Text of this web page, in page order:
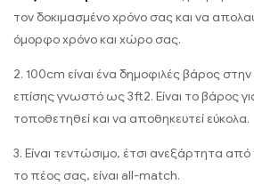
τον δοκιμασμένο χρόνο σας και να
όμορφο χρόνο και χώρο σας.
2. 100cm είναι ένα δημοφιλές βάρος
επίσης γνωστό ως 3ft2. Είναι το βάρος
τοποθετηθεί και να αποθηκευτεί εύκολα.
3. Είναι τεντώσιμο, έτσι ανεξάρτητα από
το πέος σας, είναι all-match.